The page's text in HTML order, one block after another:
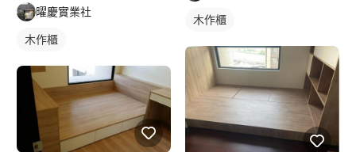
曜慶實業社
木作櫃
木作櫃